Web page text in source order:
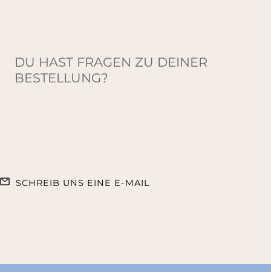
DU HAST FRAGEN ZU DEINER
BESTELLUNG?
SCHREIB UNS EINE E-MAIL